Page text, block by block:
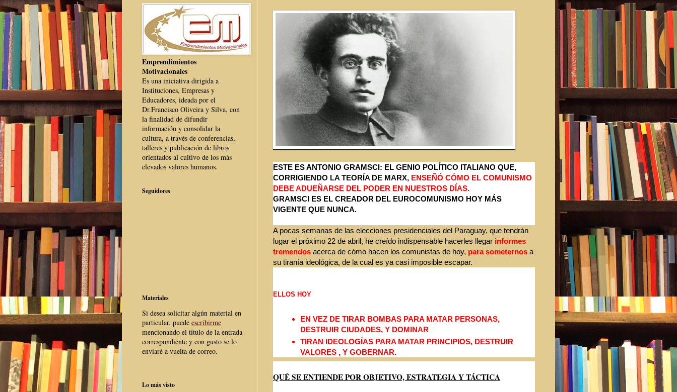
ESTE ES ANTONIO GRAMSCI: EL GENIO POLÍTICO ITALIANO QUE,
CORRIGIENDO LA TEORÍA DE MARX, ENSEÑÓ CÓMO EL COMUNISMO
DEBE ADUEÑARSE DEL PODER EN NUESTROS DÍAS.
GRAMSCI ES EL CREADOR DEL EUROCOMUNISMO HOY MÁS
VIGENTE QUE NUNCA.
A pocas semanas de las elecciones presidenciales del Paraguay, que tendrán
lugar el próximo 22 de abril, he creído indispensable hacerles llegar informes
tremendos acerca de cómo hacen los comunistas de hoy, para someternos a
su tiranía ideológica, de la cual es ya casi imposible escapar.
ELLOS HOY
EN VEZ DE TIRAR BOMBAS PARA MATAR PERSONAS,
DESTRUIR CIUDADES, Y DOMINAR
TIRAN IDEOLOGÍAS PARA MATAR PRINCIPIOS, DESTRUIR
VALORES , Y GOBERNAR.
QUÉ SE ENTIENDE POR OBJETIVO, ESTRATEGIA Y TÁCTICA
Emprendimientos
Motivacionales
Es una iniciativa dirigida a
Instituciones, Empresas y
Educadores, ideada por el
Dr.Francisco Oliveira y Silva, con
la finalidad de difundir
información y consolidar la
cultura, a través de conferencias,
talleres y publicación de libros
orientados al cultivo de los más
elevados valores humanos.
Seguidores
Materiales
Si desea solicitar algún material en
particular, puede escribirme
mencionando el título de la entrada
correspondiente y con gusto se lo
enviaré a vuelta de correo.
Lo más visto